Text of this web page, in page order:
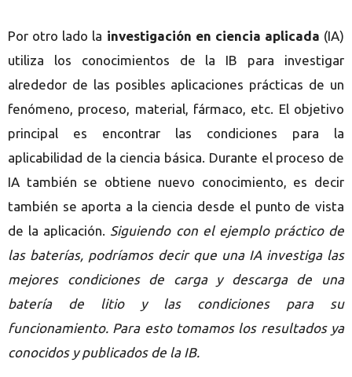
Por otro lado la investigación en ciencia aplicada (IA)
utiliza los conocimientos de la IB para investigar
alrededor de las posibles aplicaciones prácticas de un
fenómeno, proceso, material, fármaco, etc. El objetivo
principal es encontrar las condiciones para la
aplicabilidad de la ciencia básica. Durante el proceso de
IA también se obtiene nuevo conocimiento, es decir
también se aporta a la ciencia desde el punto de vista
de la aplicación. Siguiendo con el ejemplo práctico de
las baterías, podríamos decir que una IA investiga las
mejores condiciones de carga y descarga de una
batería de litio y las condiciones para su
funcionamiento. Para esto tomamos los resultados ya
conocidos y publicados de la IB.